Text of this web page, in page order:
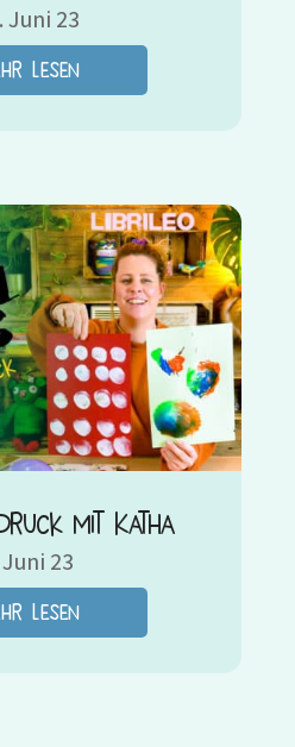
Juni 23
lesen
mit Katha
Juni 23
lesen